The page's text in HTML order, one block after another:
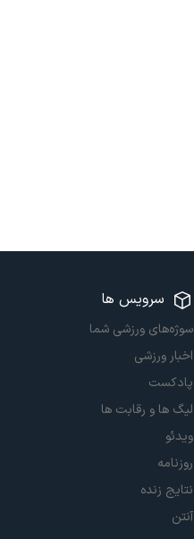
سرویس ها
سوژه‌های ورزشی شما
اخبار ورزشی
پادکست
لیگ ها و رقابت ها
ویدئو
روزنامه
نتایج زنده
آنتن